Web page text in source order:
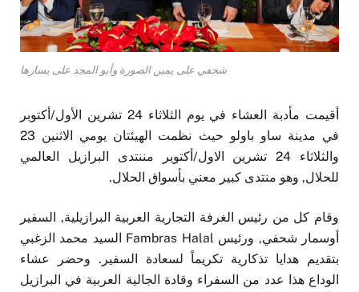
شحفي على يمين الصورة وأبو المجد على يسارها
أقيمت مأدبة العشاء في يوم الثلاثاء 24 تشرين الأول/أكتوبر
في مدينة ساو باولو حيث نظمت الهيئتان يومي الاثنين 23
والثلاثاء 24 تشرين الاول/أكتوير مننتدى البرازيل العالمي
للحلال, وهو منتدى كبير معني بأسواق الحلال.
وقام كل من رئيس الغرفة التجارية العربية البرازيلية, السفير
أوسمار شحفي, ورئيس Fambras Halal السيد محمد الزغبي
بتقديم هدايا تذكارية تكريماً لسعادة السفير. وحضر عشاء
الوداع هذا عدد من السفراء وقادة الجالية العربية في البرازيل